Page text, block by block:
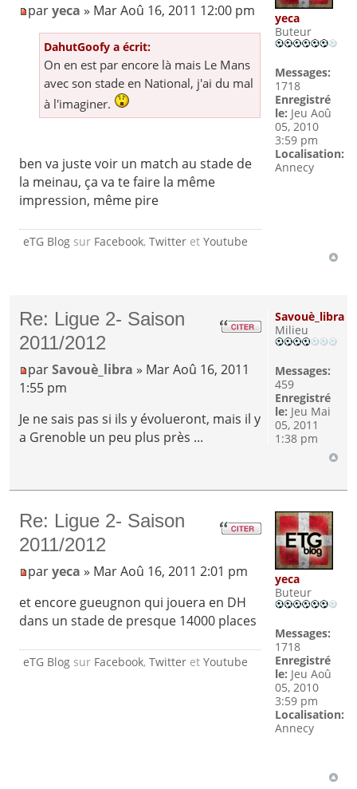
paryeca » Mar Aoû 16, 2011 12:00 pm
DahutGoofy a écrit:
On en est par encore là mais Le Mans
avec son stade en National, j'ai du mal
à l'imaginer.
ben va juste voir un match au stade de
la meinau, ça va te faire la même
impression, même pire
eTG Blog sur Facebook,Twitter etYoutube
yeca
Buteur
Messages:
1718
Enregistré
le: Jeu Aoû
05, 2010
3:59 pm
Localisation:
Annecy
Re: Ligue 2- Saison
2011/2012
parSavouè_libra » Mar Aoû 16, 2011
1:55 pm
Je ne sais pas si ils y évolueront, mais il y
a Grenoble un peu plus près ...
Savouè_libra
Milieu
Messages:
459
Enregistré
le: Jeu Mai
05, 2011
1:38 pm
Re: Ligue 2- Saison
2011/2012
paryeca » Mar Aoû 16, 2011 2:01 pm
et encore gueugnon qui jouera en DH
dans un stade de presque 14000 places
eTG Blog sur Facebook,Twitter etYoutube
yeca
Buteur
Messages:
1718
Enregistré
le: Jeu Aoû
05, 2010
3:59 pm
Localisation:
Annecy